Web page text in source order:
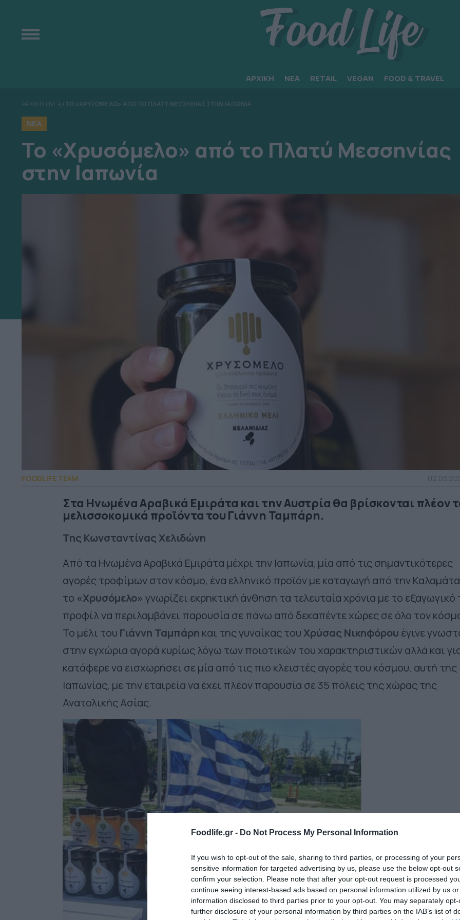
Foodlife.gr - Do Not Process My Personal Information
If you wish to opt-out of the sale, sharing to third parties, or processing of your
sensitive information for targeted advertising by us, please use the below opt-out
confirm your selection. Please note that after your opt-out request is processed
continue seeing interest-based ads based on personal information utilized by us
information disclosed to third parties prior to your opt-out. You may separately
further disclosure of your personal information by third parties on the IAB’s list of
ΑΡΧΙΚΗ ΝΕΑ RETAIL VEGAN FOOD & TRAVEL
ΑΡΧΙΚΗ / ΝΕΑ/ ΤΟ «ΧΡΥΣΟΜΕΛΟ» ΑΠΟ ΤΟ ΠΛΑΤΥ ΜΕΣΣΗΝΙΑΣ ΣΤΗΝ ΙΑΠΩΝΙΑ
ΝΕΑ
Το «Χρυσόμελο» από το Πλατύ Μεσσηνίας
στην Ιαπωνία
FOODLIFE TEAM
Στα Ηνωμένα Αραβικά Εμιράτα και την Αυστρία θα βρίσκονται πλέον
μελισσοκομικά προϊόντα του Γιάννη Ταμπάρη.
Της Κωνσταντίνας Χελιδώνη
Από τα Ηνωμένα Αραβικά Εμιράτα μέχρι την Ιαπωνία, μία από τις σημαντικότερες
αγορές τροφίμων στον κόσμο, ένα ελληνικό προϊόν με καταγωγή από την
το «Χρυσόμελο» γνωρίζει εκρηκτική άνθηση τα τελευταία χρόνια με το εξαγωγικό
προφίλ να περιλαμβάνει παρουσία σε πάνω από δεκαπέντε χώρες σε όλο τον
Το μέλι του Γιάννη Ταμπάρη και της γυναίκας του Χρύσας Νικηφόρου έγινε
στην εγχώρια αγορά κυρίως λόγω των ποιοτικών του χαρακτηριστικών αλλά και
κατάφερε να εισχωρήσει σε μία από τις πιο κλειστές αγορές του κόσμου, αυτή της
Ιαπωνίας, με την εταιρεία να έχει πλέον παρουσία σε 35 πόλεις της χώρας της
Ανατολικής Ασίας.